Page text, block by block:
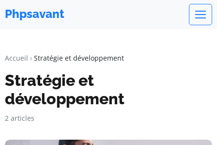
Phpsavant
Accueil Stratégie et développement
Stratégie et
développement
2 articles